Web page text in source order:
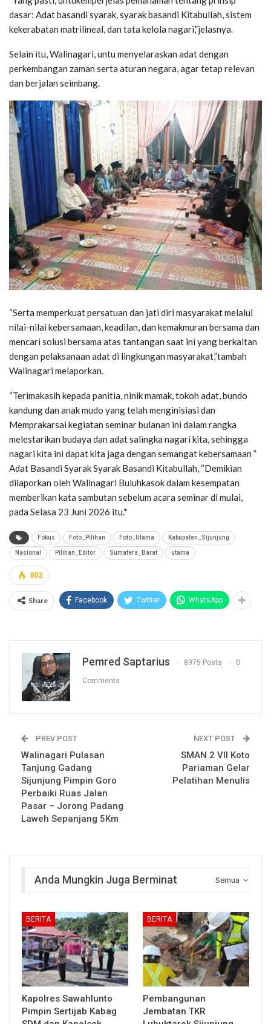
dasar: Adat basandi syarak, syarak basandi Kitabullah, sistem
kekerabatan matrilineal, dan tata kelola nagari,”jelasnya.
Selain itu, Walinagari, untu menyelaraskan adat dengan
perkembangan zaman serta aturan negara, agar tetap relevan
dan berjalan seimbang.
“Serta memperkuat persatuan dan jati diri masyarakat melalui
nilai-nilai kebersamaan, keadilan, dan kemakmuran bersama dan
mencari solusi bersama atas tantangan saat ini yang berkaitan
dengan pelaksanaan adat di lingkungan masyarakat,”tambah
Walinagari melaporkan.
“Terimakasih kepada panitia, ninik mamak, tokoh adat, bundo
kandung dan anak mudo yang telah menginisiasi dan
Memprakarsai kegiatan seminar bulanan ini dalam rangka
melestarikan budaya dan adat salingka nagari kita, sehingga
nagari kita ini dapat kita jaga dengan semangat kebersamaan ”
Adat Basandi Syarak Syarak Basandi Kitabullah, “Demikian
dilaporkan oleh Walinagari Buluhkasok dalam kesempatan
memberikan kata sambutan sebelum acara seminar di mulai,
pada Selasa 23 Juni 2026 itu.*
Fokus Foto_Pilihan Foto_Utama Kabupaten_Sijunjung
Nasional Pilihan_Editor Sumatera_Barat utama
802
Share Facebook Twitter WhatsApp
Pemred Saptarius 8975 Posts 0
Comments
PREV POST
Walinagari Pulasan
Tanjung Gadang
Sijunjung Pimpin Goro
Perbaiki Ruas Jalan
Pasar – Jorong Padang
Laweh Sepanjang 5Km
NEXT POST
SMAN 2 VII Koto
Pariaman Gelar
Pelatihan Menulis
Semua
Anda Mungkin Juga Berminat
BERITA
Kapolres Sawahlunto
Pimpin Sertijab Kabag
BERITA
Pembangunan
Jembatan TKR